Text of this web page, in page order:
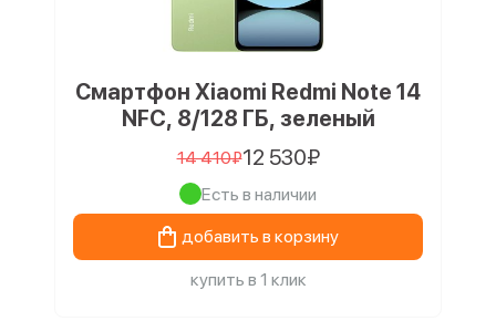
Смартфон Xiaomi Redmi Note 14
NFC, 8/128 ГБ, зеленый
14 410₽12 530₽
Есть в наличии
добавить в корзину
купить в 1 клик